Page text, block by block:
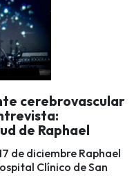
cerebrovascular
de Raphael
de diciembre Raphael
Clínico de San